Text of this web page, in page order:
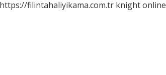
https://filintahaliyikama.com.tr knight online